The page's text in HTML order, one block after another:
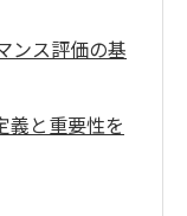
ンス評価の基
義と重要性を
点と考え方